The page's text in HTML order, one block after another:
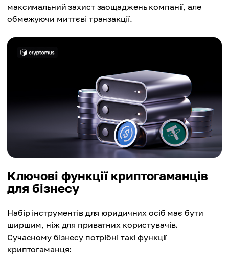
максимальний захист заощаджень компанії, але
обмежуючи миттєві транзакції.
Ключові функції криптогаманців
для бізнесу
Набір інструментів для юридичних осіб має бути
ширшим, ніж для приватних користувачів.
Сучасному бізнесу потрібні такі функції
криптогаманця: